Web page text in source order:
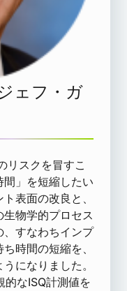
ェフ・ガ
リスクを冒すこ
」を短縮したい
表面の改良と、
物学的プロセス
すなわちインプ
時間の短縮を、
になりました。
的なISQ計測値を